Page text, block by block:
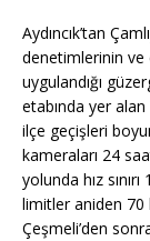
Aydıncık’tan
denetimlerinin ve
uygulandığı
etabında yer
ilçe geçişleri
kameraları 24
yolunda hız
limitler aniden 70
Çeşmeli’den